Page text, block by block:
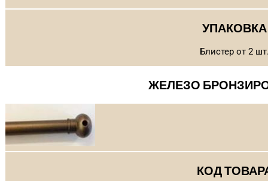
УПАКОВКА
Блистер от 2
ЖЕЛЕЗО
КОД